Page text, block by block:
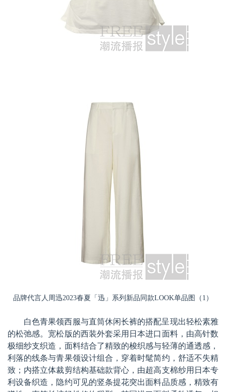
品牌代言人周迅2023春夏「迅」系列新品同款LOOK单品图（1）
白色青果领西服与直筒休闲长裤的搭配呈现出轻松素雅
的松弛感。宽松版的西装外套采用日本进口面料，由高针数
极细纱支织造，面料结合了精致的梭织感与轻薄的通透感，
利落的线条与青果领设计组合，穿着时髦简约，舒适不失精
致；内搭立体裁剪结构基础款背心，由超高支棉纱用日本专
利设备织造，隐约可见的竖条提花突出面料品质感，精致有